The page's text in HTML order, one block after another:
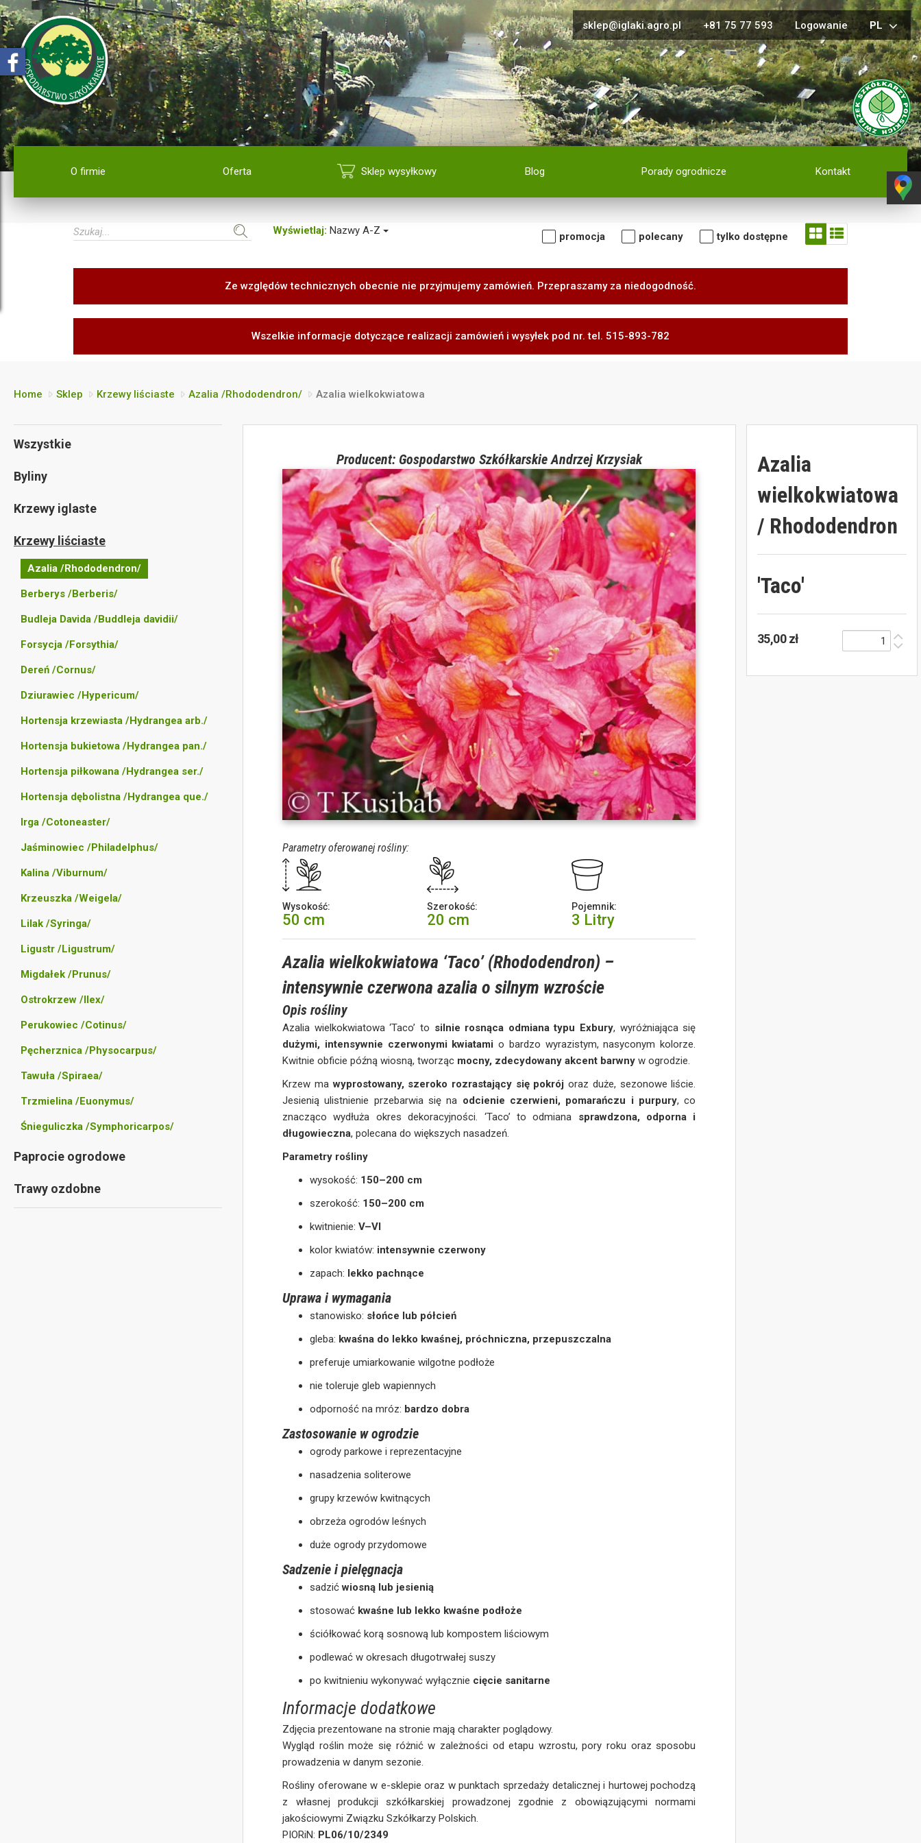
sklep@iglaki.agro.pl +81 75 77 593 Logowanie PL
O firmie Oferta Sklep wysyłkowy Blog Porady ogrodnicze Kontakt
Wyświetlaj: Nazwy A-Z promocja polecany tylko dostępne
Ze względów technicznych obecnie nie przyjmujemy zamówień. Przepraszamy za niedogodność.
Wszelkie informacje dotyczące realizacji zamówień i wysyłek pod nr. tel. 515-893-782
Home Sklep Krzewy liściaste Azalia /Rhododendron/ Azalia wielkokwiatowa
Wszystkie
Byliny
Krzewy iglaste
Krzewy liściaste
Azalia /Rhododendron/
Berberys /Berberis/
Budleja Davida /Buddleja davidii/
Forsycja /Forsythia/
Dereń /Cornus/
Dziurawiec /Hypericum/
Hortensja krzewiasta /Hydrangea arb./
Hortensja bukietowa /Hydrangea pan./
Hortensja piłkowana /Hydrangea ser./
Hortensja dębolistna /Hydrangea que./
Irga /Cotoneaster/
Jaśminowiec /Philadelphus/
Kalina /Viburnum/
Krzeuszka /Weigela/
Lilak /Syringa/
Ligustr /Ligustrum/
Migdałek /Prunus/
Ostrokrzew /Ilex/
Perukowiec /Cotinus/
Pęcherznica /Physocarpus/
Tawuła /Spiraea/
Trzmielina /Euonymus/
Śnieguliczka /Symphoricarpos/
Paprocie ogrodowe
Trawy ozdobne
Producent: Gospodarstwo Szkółkarskie Andrzej Krzysiak
Parametry oferowanej rośliny:
Wysokość:
50 cm
Szerokość:
20 cm
Pojemnik:
3 Litry
Azalia wielkokwiatowa ‘Taco’ (Rhododendron) –
intensywnie czerwona azalia o silnym wzroście
Opis rośliny
Azalia wielkokwiatowa ‘Taco’ to silnie rosnąca odmiana typu Exbury, wyróżniająca się
dużymi, intensywnie czerwonymi kwiatami o bardzo wyrazistym, nasyconym kolorze.
Kwitnie obficie późną wiosną, tworząc mocny, zdecydowany akcent barwny w ogrodzie.
Krzew mawyprostowany, szeroko rozrastający się pokrój oraz duże, sezonowe liście.
Jesienią ulistnienie przebarwia się na odcienie czerwieni, pomarańczu i purpury, co
znacząco wydłuża okres dekoracyjności. ‘Taco’ to odmiana sprawdzona, odporna i
długowieczna, polecana do większych nasadzeń.
Parametry rośliny
wysokość: 150–200 cm
szerokość: 150–200 cm
kwitnienie:V–VI
kolor kwiatów: intensywnie czerwony
zapach: lekko pachnące
Uprawa i wymagania
stanowisko: słońce lub półcień
gleba: kwaśna do lekko kwaśnej, próchniczna, przepuszczalna
preferuje umiarkowanie wilgotne podłoże
nie toleruje gleb wapiennych
odporność na mróz: bardzo dobra
Zastosowanie w ogrodzie
ogrody parkowe i reprezentacyjne
nasadzenia soliterowe
grupy krzewów kwitnących
obrzeża ogrodów leśnych
duże ogrody przydomowe
Sadzenie i pielęgnacja
sadzićwiosną lub jesienią
stosować kwaśne lub lekko kwaśne podłoże
ściółkować korą sosnową lub kompostem liściowym
podlewać w okresach długotrwałej suszy
po kwitnieniu wykonywać wyłącznie cięcie sanitarne
Informacje dodatkowe
Zdjęcia prezentowane na stronie mają charakter poglądowy.
Wygląd roślin może się różnić w zależności od etapu wzrostu, pory roku oraz sposobu
prowadzenia w danym sezonie.
Rośliny oferowane w e-sklepie oraz w punktach sprzedaży detalicznej i hurtowej pochodzą
z własnej produkcji szkółkarskiej prowadzonej zgodnie z obowiązującymi normami
jakościowymi Związku Szkółkarzy Polskich.
PIORiN: PL06/10/2349
Azalia
wielkokwiatowa
/ Rhododendron
'Taco'
35,00 zł